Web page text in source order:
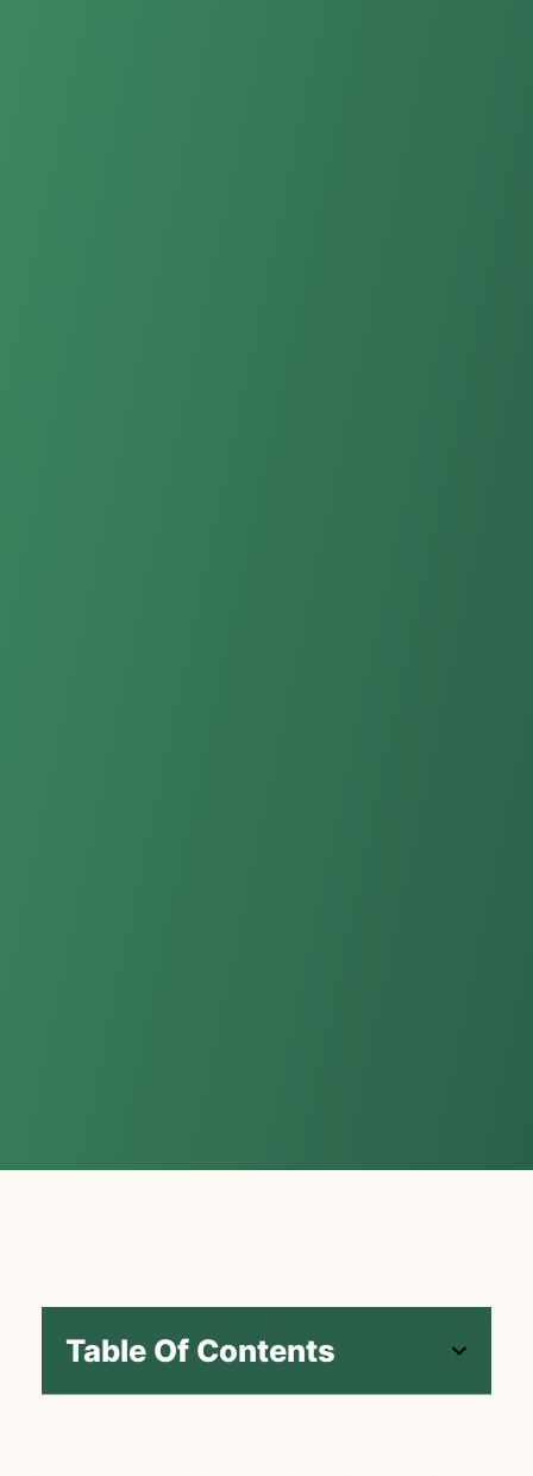
Table Of Contents